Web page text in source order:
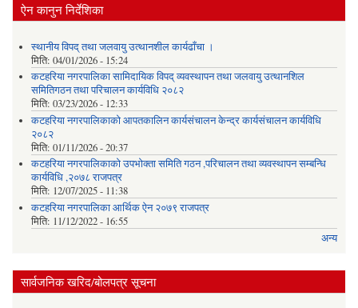
ऐन कानुन निर्देशिका
स्थानीय विपद् तथा जलवायु उत्थानशील कार्यढाँचा ।
मिति: 04/01/2026 - 15:24
कटहरिया नगरपालिका सामिदायिक विपद् व्यवस्थापन तथा जलवायु उत्थानशिल
समितिगठन तथा परिचालन कार्यविधि २०८२
मिति: 03/23/2026 - 12:33
कटहरिया नगरपालिकाको आपतकालिन कार्यसंचालन केन्द्र कार्यसंचालन कार्यविधि
२०८२
मिति: 01/11/2026 - 20:37
कटहरिया नगरपालिकाको उपभोक्ता समिति गठन ,परिचालन तथा व्यवस्थापन सम्बन्धि
कार्यविधि ,२०७८ राजपत्र
मिति: 12/07/2025 - 11:38
कटहरिया नगरपालिका आर्थिक ऐन २०७९ राजपत्र
मिति: 11/12/2022 - 16:55
अन्य
सार्वजनिक खरिद/बोलपत्र सूचना